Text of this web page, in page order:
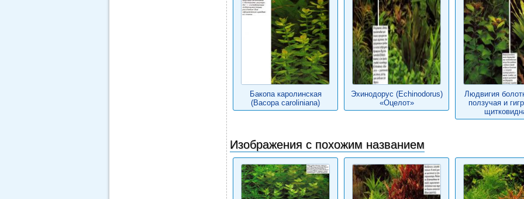
Бакопа каролинская
(Васора caroliniana)
Эхинодорус (Echinodorus)
«Оцелот»
Людвигия
ползучая и
Изображения с похожим названием